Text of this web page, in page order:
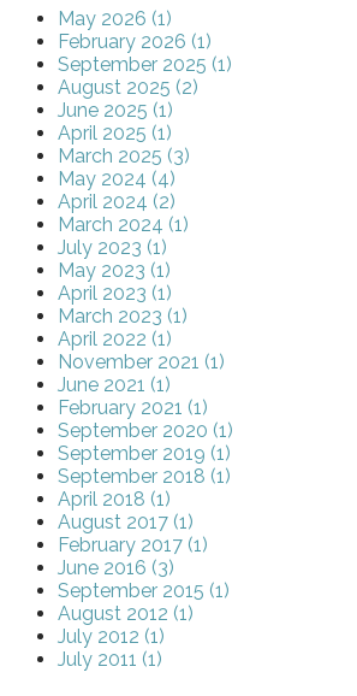
May 2026 (1)
February 2026 (1)
September 2025 (1)
August 2025 (2)
June 2025 (1)
April 2025 (1)
March 2025 (3)
May 2024 (4)
April 2024 (2)
March 2024 (1)
July 2023 (1)
May 2023 (1)
April 2023 (1)
March 2023 (1)
April 2022 (1)
November 2021 (1)
June 2021 (1)
February 2021 (1)
September 2020 (1)
September 2019 (1)
September 2018 (1)
April 2018 (1)
August 2017 (1)
February 2017 (1)
June 2016 (3)
September 2015 (1)
August 2012 (1)
July 2012 (1)
July 2011 (1)